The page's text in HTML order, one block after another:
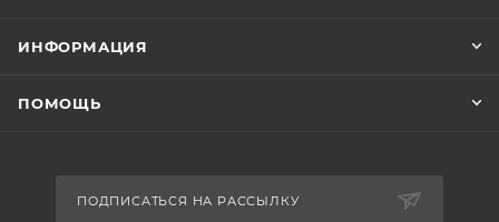
ИНФОРМАЦИЯ
ПОМОЩЬ
ПОДПИСАТЬСЯ НА РАССЫЛКУ